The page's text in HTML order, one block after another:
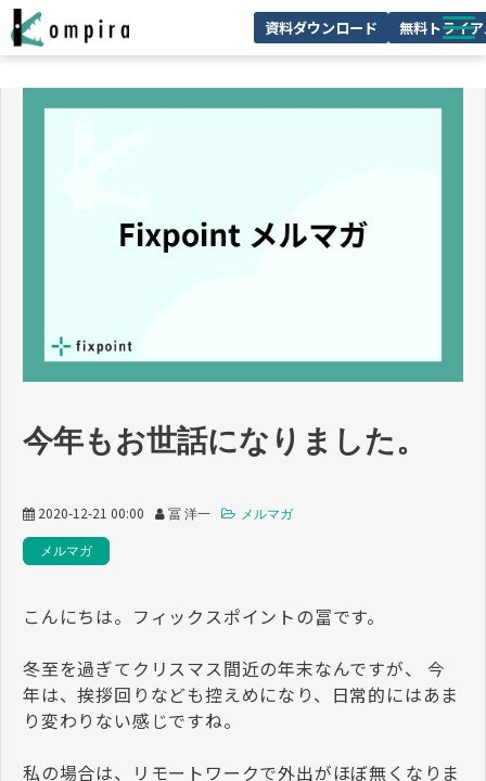
資料ダウンロード 無料トライ
技術情報
今年もお世話になりました。
2020-12-21 00:00 冨 洋一 メルマガ
メルマガ
こんにちは。フィックスポイントの冨です。
冬至を過ぎてクリスマス間近の年末なんですが、 今
年は、挨拶回りなども控えめになり、日常的にはあま
り変わりない感じですね。
私の場合は、リモートワークで外出がほぼ無くなりま